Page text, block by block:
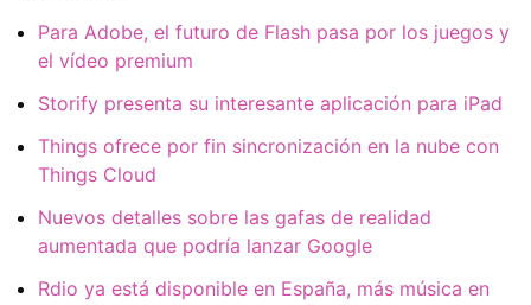
Para Adobe, el futuro de Flash pasa por los juegos y
el vídeo premium
Storify presenta su interesante aplicación para iPad
Things ofrece por fin sincronización en la nube con
Things Cloud
Nuevos detalles sobre las gafas de realidad
aumentada que podría lanzar Google
Rdio ya está disponible en España, más música en